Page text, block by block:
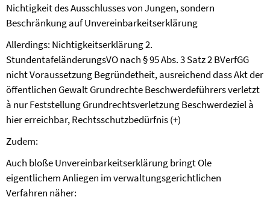
Nichtigkeit des Ausschlusses von Jungen, sondern
Beschränkung auf Unvereinbarkeitserklärung
Allerdings: Nichtigkeitserklärung 2.
StundentafeländerungsVO nach § 95 Abs. 3 Satz 2 BVerfGG
nicht Voraussetzung Begründetheit, ausreichend dass Akt der
öffentlichen Gewalt Grundrechte Beschwerdeführers verletzt
à nur Feststellung Grundrechtsverletzung Beschwerdezielà
hier erreichbar, Rechtsschutzbedürfnis (+)
Zudem:
Auch bloße Unvereinbarkeitserklärung bringt Ole
eigentlichem Anliegen im verwaltungsgerichtlichen
Verfahren näher: